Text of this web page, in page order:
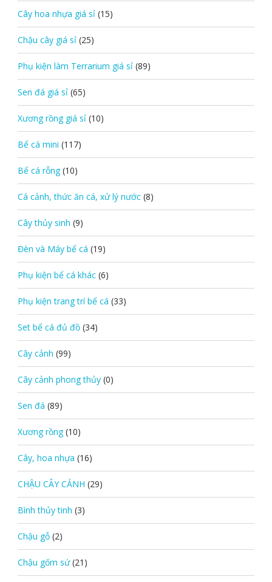
Cây hoa nhựa giá sỉ (15)
Chậu cây giá sỉ (25)
Phụ kiện làm Terrarium giá sỉ (89)
Sen đá giá sỉ (65)
Xương rồng giá sỉ (10)
Bể cá mini (117)
Bể cá rỗng (10)
Cá cảnh, thức ăn cá, xử lý nước (8)
Cây thủy sinh (9)
Đèn và Máy bể cá (19)
Phụ kiện bể cá khác (6)
Phụ kiện trang trí bể cá (33)
Set bể cá đủ đồ (34)
Cây cảnh (99)
Cây cảnh phong thủy (0)
Sen đá (89)
Xương rồng (10)
Cây, hoa nhựa (16)
CHẬU CÂY CẢNH (29)
Bình thủy tinh (3)
Chậu gỗ (2)
Chậu gốm sứ (21)